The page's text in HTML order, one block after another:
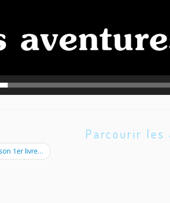
Parcourir les
1er livre…